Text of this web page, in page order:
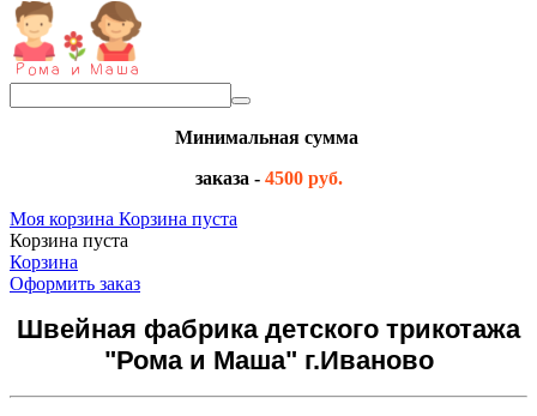
Минимальная сумма
заказа - 4500 руб.
Моя корзина Корзина пуста
Корзина пуста
Корзина
Оформить заказ
Швейная фабрика детского трикотажа
"Рома и Маша" г.Иваново